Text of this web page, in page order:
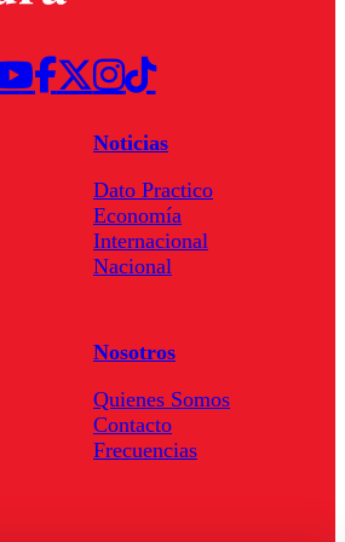
Noticias
Dato Practico
Economía
Internacional
Nacional
Nosotros
Quienes Somos
Contacto
Frecuencias